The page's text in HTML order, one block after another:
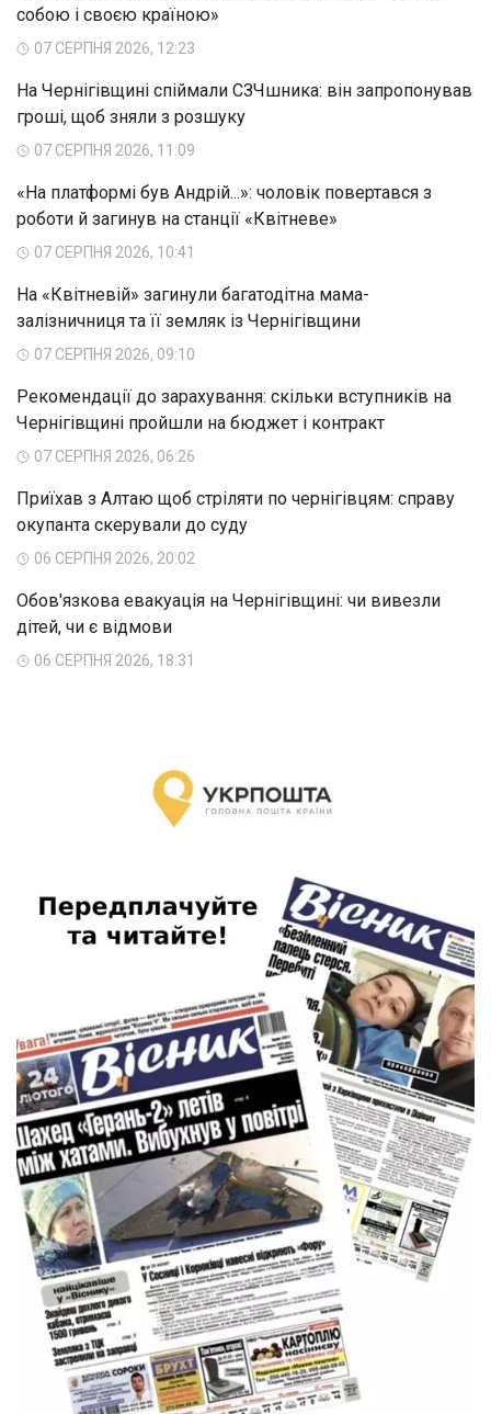
собою і своєю країною»
07 СЕРПНЯ 2026, 12:23
На Чернігівщині спіймали СЗЧшника: він запропонував
гроші, щоб зняли з розшуку
07 СЕРПНЯ 2026, 11:09
«На платформі був Андрій...»: чоловік повертався з
роботи й загинув на станції «Квітневе»
07 СЕРПНЯ 2026, 10:41
На «Квітневій» загинули багатодітна мама-
залізничниця та її земляк із Чернігівщини
07 СЕРПНЯ 2026, 09:10
Рекомендації до зарахування: скільки вступників на
Чернігівщині пройшли на бюджет і контракт
07 СЕРПНЯ 2026, 06:26
Приїхав з Алтаю щоб стріляти по чернігівцям: справу
окупанта скерували до суду
06 СЕРПНЯ 2026, 20:02
Обов'язкова евакуація на Чернігівщині: чи вивезли
дітей, чи є відмови
06 СЕРПНЯ 2026, 18:31